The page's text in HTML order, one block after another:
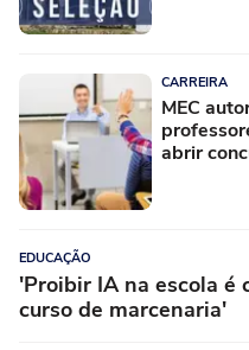
CARREIRA
MEC
abrir
EDUCAÇÃO
'Proibir IA na escola é
curso de marcenaria'